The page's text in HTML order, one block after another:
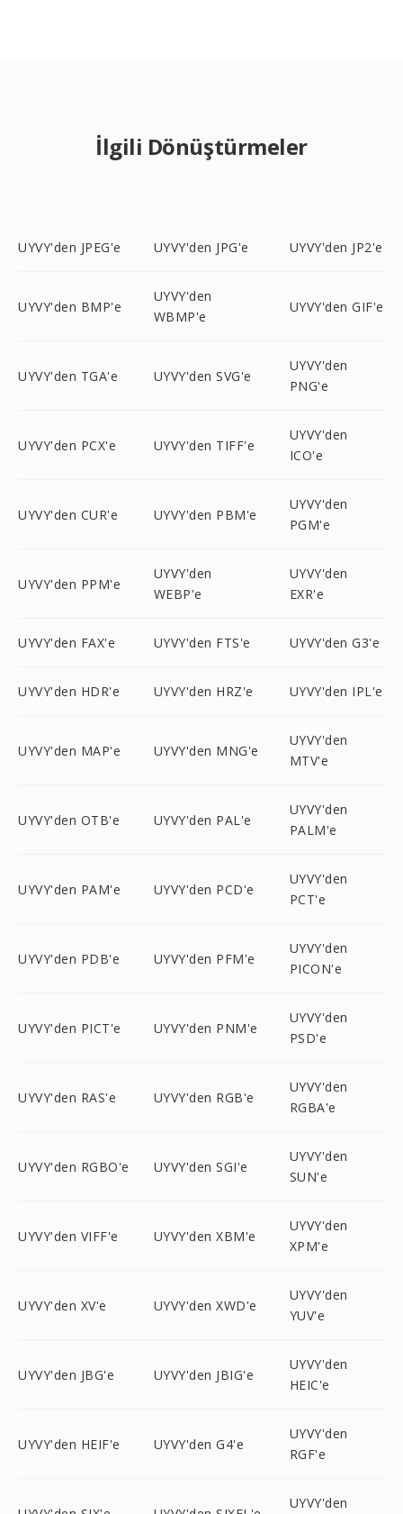
İlgili Dönüştürmeler
UYVY'den JPEG'e UYVY'den JPG'e UYVY'den JP2'e
UYVY'den BMP'e
UYVY'den
WBMP'e
UYVY'den GIF'e
UYVY'den TGA'e UYVY'den SVG'e
UYVY'den
PNG'e
UYVY'den PCX'e UYVY'den TIFF'e
UYVY'den
ICO'e
UYVY'den CUR'e UYVY'den PBM'e
UYVY'den
PGM'e
UYVY'den PPM'e
UYVY'den
WEBP'e
UYVY'den
EXR'e
UYVY'den FAX'e UYVY'den FTS'e UYVY'den G3'e
UYVY'den HDR'e UYVY'den HRZ'e UYVY'den IPL'e
UYVY'den MAP'e UYVY'den MNG'e
UYVY'den
MTV'e
UYVY'den OTB'e UYVY'den PAL'e
UYVY'den
PALM'e
UYVY'den PAM'e UYVY'den PCD'e
UYVY'den
PCT'e
UYVY'den PDB'e UYVY'den PFM'e
UYVY'den
PICON'e
UYVY'den PICT'e UYVY'den PNM'e
UYVY'den
PSD'e
UYVY'den RAS'e UYVY'den RGB'e
UYVY'den
RGBA'e
UYVY'den RGBO'e UYVY'den SGI'e
UYVY'den
SUN'e
UYVY'den VIFF'e UYVY'den XBM'e
UYVY'den
XPM'e
UYVY'den XV'e UYVY'den XWD'e
UYVY'den
YUV'e
UYVY'den JBG'e UYVY'den JBIG'e
UYVY'den
HEIC'e
UYVY'den HEIF'e UYVY'den G4'e
UYVY'den
RGF'e
UYVY'den